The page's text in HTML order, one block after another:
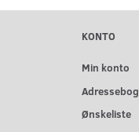
KONTO
Min konto
Adressebog
Ønskeliste